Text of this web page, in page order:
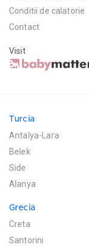
Conditii de calatorie
Contact
Visit
Turcia
Antalya-Lara
Belek
Side
Alanya
Grecia
Creta
Santorini